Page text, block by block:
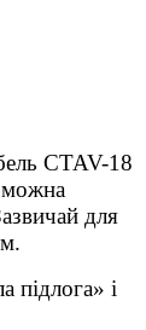
CTAV-18
можна
для
підлога» і